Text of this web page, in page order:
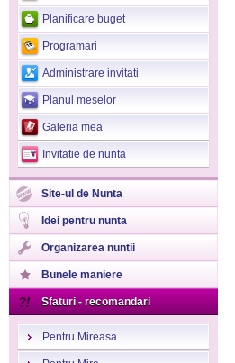
Planificare buget
Programari
Administrare invitati
Planul meselor
Galeria mea
Invitatie de nunta
Site-ul de Nunta
Idei pentru nunta
Organizarea nuntii
Bunele maniere
Sfaturi - recomandari
Pentru Mireasa